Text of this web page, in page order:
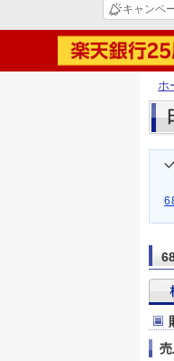
キャンペ
ホ